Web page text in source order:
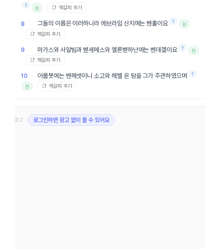
†
원 📑 책갈피 추가
8 그들의 이름은 이러하니라 에브라임 산지에는 벤훌이요 † 원
📑 책갈피 추가
9 마가스와 사알빔과 벧세메스와 엘론벧하난에는 벤데겔이요 † 원
📑 책갈피 추가
10 아룹봇에는 벤헤셋이니소고와 헤벨 온 땅을 그가 주관하였으며 †
원 📑 책갈피 추가
광고 로그인하면 광고 없이 볼 수 있어요